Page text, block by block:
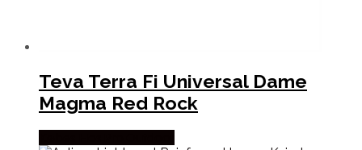
Teva Terra Fi Universal Dame
Magma Red Rock